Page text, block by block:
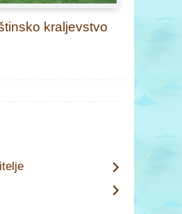
kraljevstvo